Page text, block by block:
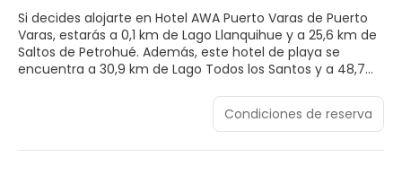
Si decides alojarte en Hotel AWA Puerto Varas de Puerto
Varas, estarás a 0,1 km de Lago Llanquihue y a 25,6 km de
Saltos de Petrohué. Además, este hotel de playa se
encuentra a 30,9 km de Lago Todos los Santos y a 48,7
Relájate en el spa completo, que ofrece masajes,
tratamientos corporales y tratamientos faciales. Tras un
baño en una de las 2 piscinas cubiertas nada como la
Condiciones de reserva